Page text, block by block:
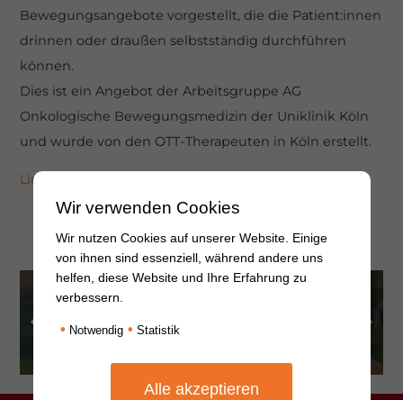
Bewegungsangebote vorgestellt, die die Patient:innen
drinnen oder draußen selbstständig durchführen
können.
Dies ist ein Angebot der Arbeitsgruppe AG
Onkologische Bewegungsmedizin der Uniklinik Köln
und wurde von den OTT-Therapeuten in Köln erstellt.
Link zu den Trainingsvideos
weitere Beiträge ansehen
WDR 5
umgehen mit einer
Wir verwenden Cookies
Wir nutzen Cookies auf unserer Website. Einige
von ihnen sind essenziell, während andere uns
helfen, diese Website und Ihre Erfahrung zu
verbessern.
• Notwendig • Statistik